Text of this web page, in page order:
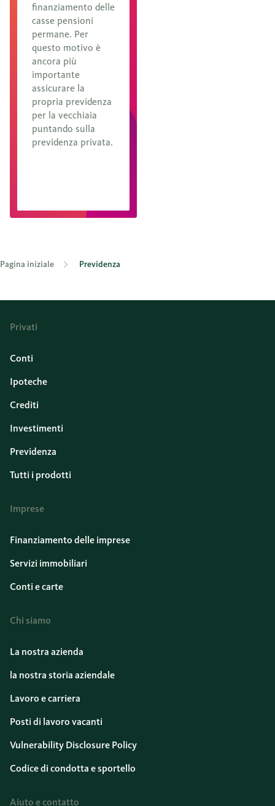
finanziamento delle
casse pensioni
permane. Per
questo motivo è
ancora più
importante
assicurare la
propria previdenza
per la vecchiaia
puntando sulla
previdenza privata.
informazioni
Pagina iniziale Previdenza
Privati
Conti
Ipoteche
Crediti
Investimenti
Previdenza
Tutti i prodotti
Imprese
Finanziamento delle imprese
Servizi immobiliari
Conti e carte
Chi siamo
La nostra azienda
la nostra storia aziendale
Lavoro e carriera
Posti di lavoro vacanti
Vulnerability Disclosure Policy
Codice di condotta e sportello
Aiuto e contatto